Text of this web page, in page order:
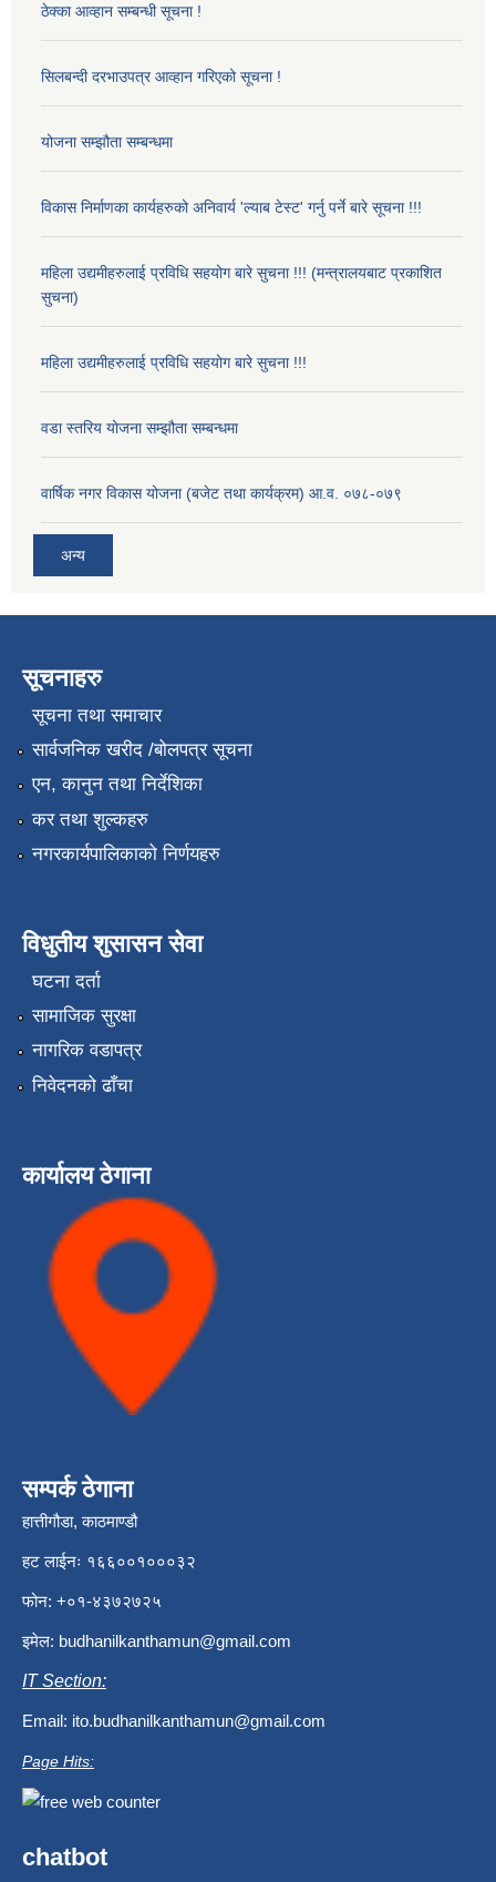
ठेक्का आव्हान सम्बन्धी सूचना !
सिलबन्दी दरभाउपत्र आव्हान गरिएको सूचना !
योजना सम्झौता सम्बन्धमा
विकास निर्माणका कार्यहरुको अनिवार्य 'ल्याब टेस्ट' गर्नु पर्ने बारे सूचना !!!
महिला उद्यमीहरुलाई प्रविधि सहयोग बारे सुचना !!! (मन्त्रालयबाट प्रकाशित
सुचना)
महिला उद्यमीहरुलाई प्रविधि सहयोग बारे सुचना !!!
वडा स्तरिय योजना सम्झौता सम्बन्धमा
वार्षिक नगर विकास योजना (बजेट तथा कार्यक्रम) आ.व. ०७८-०७९
अन्य
सूचनाहरु
सूचना तथा समाचार
सार्वजनिक खरीद /बोलपत्र सूचना
एन, कानुन तथा निर्देशिका
कर तथा शुल्कहरु
नगरकार्यपालिकाको निर्णयहरु
विधुतीय शुसासन सेवा
घटना दर्ता
सामाजिक सुरक्षा
नागरिक वडापत्र
निवेदनको ढाँचा
कार्यालय ठेगाना
सम्पर्क ठेगाना
हात्तीगौडा, काठमाण्डौ
हट लाईनः १६६००१०००३२
फोन: +०१-४३७२७२५
इमेल: budhanilkanthamun@gmail.com
IT Section:
Email: ito.budhanilkanthamun@gmail.com
Page Hits:
chatbot